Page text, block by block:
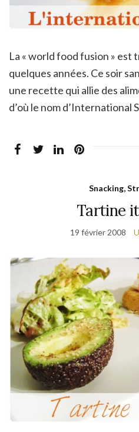
La « world food fusion » est
quelques années. Ce soir
une recette qui allie des
d’où le nom d’International
Snacking,
Tartine
19 février 2008